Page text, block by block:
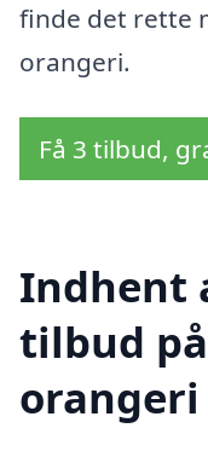
finde det rette
orangeri.
Få 3 tilbud,
Indhent
tilbud
orangeri